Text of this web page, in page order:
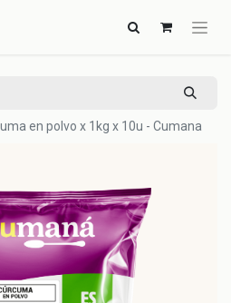
en polvo x 1kg x 10u - Cumana